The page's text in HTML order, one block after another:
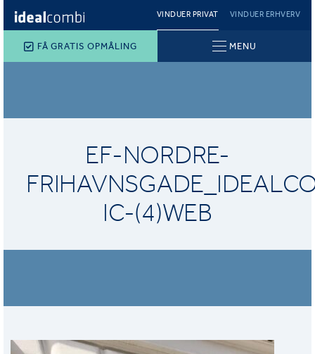
VINDUER PRIVAT VINDUER ERHVERV
FÅ GRATIS OPMÅLING MENU
EF-NORDRE-
IC-(4)WEB